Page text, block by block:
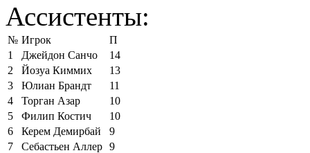
Ассистенты:
№ Игрок
П
1
Джейдон Санчо
14
2
Йозуа Киммих
13
3
Юлиан Брандт
11
4
Торган Азар
10
5
Филип Костич
10
6
Керем Демирбай
9
7
Себастьен Аллер 9